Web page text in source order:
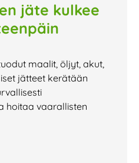
jäte kulkee
maalit, öljyt, akut,
jätteet kerätään
hoitaa vaarallisten